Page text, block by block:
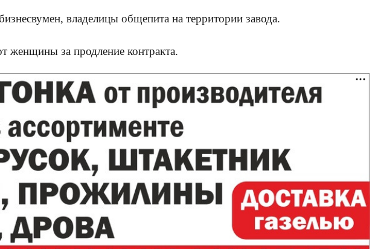
владелицы общепита на территории завода.
женщины за продление контракта.